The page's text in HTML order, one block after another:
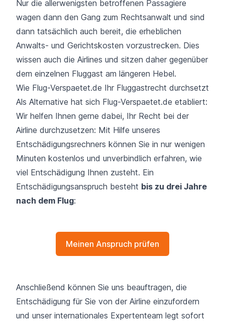
Nur die allerwenigsten betroffenen Passagiere
wagen dann den Gang zum Rechtsanwalt und sind
dann tatsächlich auch bereit, die erheblichen
Anwalts- und Gerichtskosten vorzustrecken. Dies
wissen auch die Airlines und sitzen daher gegenüber
dem einzelnen Fluggast am längeren Hebel.
Wie Flug-Verspaetet.de Ihr Fluggastrecht durchsetzt
Als Alternative hat sich Flug-Verspaetet.de etabliert:
Wir helfen Ihnen gerne dabei, Ihr Recht bei der
Airline durchzusetzen: Mit Hilfe unseres
Entschädigungsrechners können Sie in nur wenigen
Minuten kostenlos und unverbindlich erfahren, wie
viel Entschädigung Ihnen zusteht. Ein
Entschädigungsanspruch besteht bis zu drei Jahre
nach dem Flug:
Meinen Anspruch prüfen
Anschließend können Sie uns beauftragen, die
Entschädigung für Sie von der Airline einzufordern
und unser internationales Expertenteam legt sofort